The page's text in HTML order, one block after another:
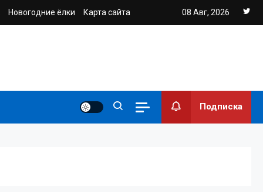
Новогодние ёлки Карта сайта 08 Авг, 2026
Подписка